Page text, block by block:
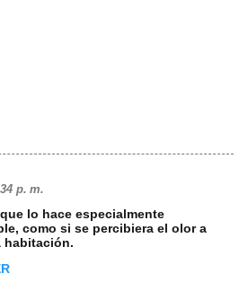
p. m.
lo hace especialmente
como si se percibiera el olor a
habitación.